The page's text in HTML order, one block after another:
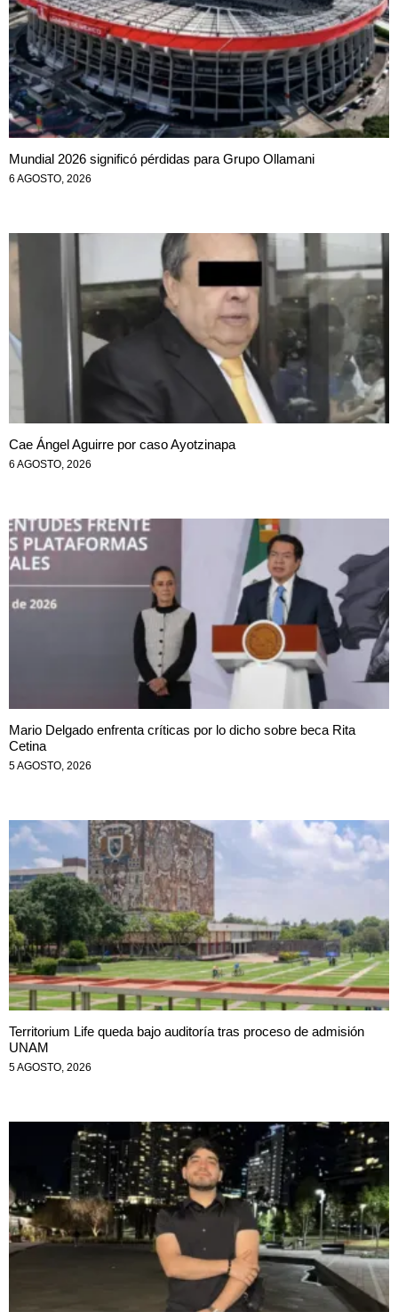
Mundial 2026 significó pérdidas para Grupo Ollamani
6 AGOSTO, 2026
Cae Ángel Aguirre por caso Ayotzinapa
6 AGOSTO, 2026
Mario Delgado enfrenta críticas por lo dicho sobre beca Rita
Cetina
5 AGOSTO, 2026
Territorium Life queda bajo auditoría tras proceso de admisión
UNAM
5 AGOSTO, 2026